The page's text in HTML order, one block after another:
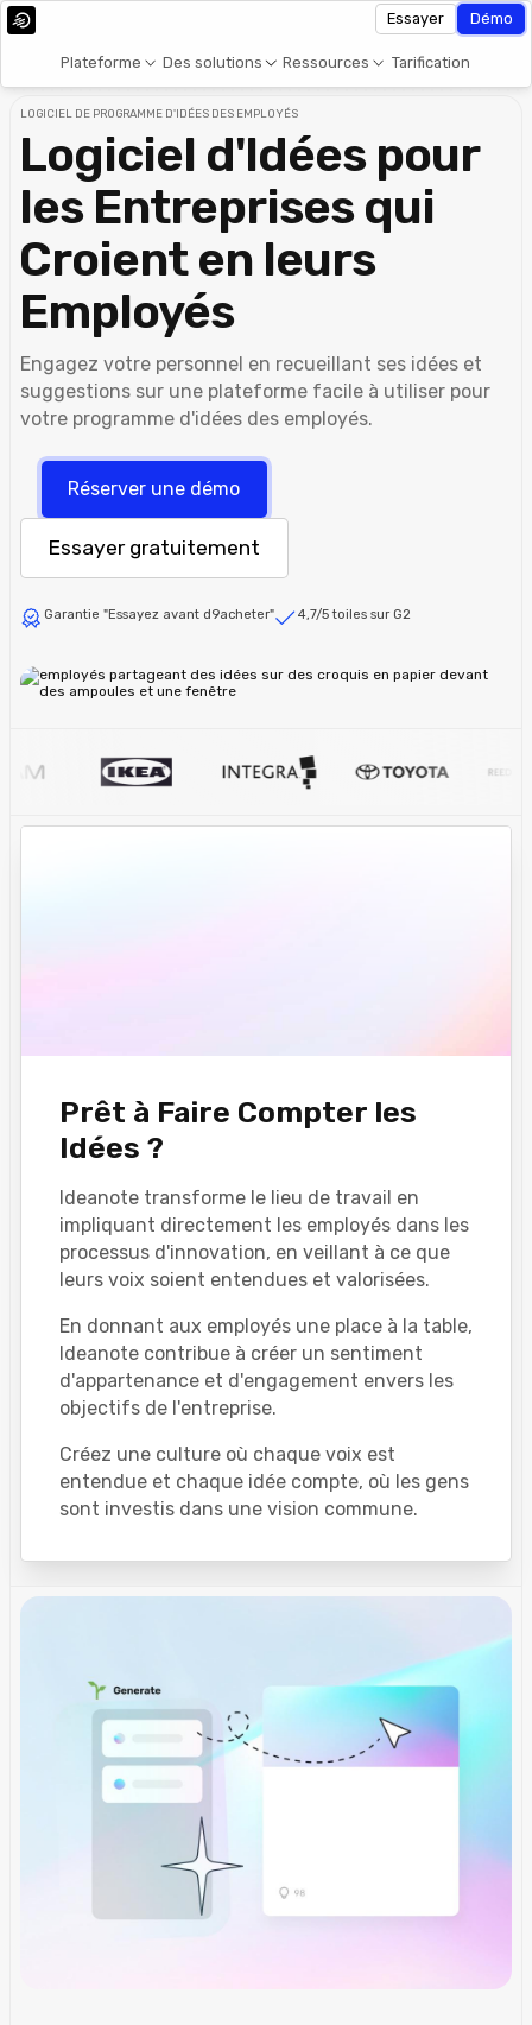
Plateforme Des solutions Ressources Tarification
Essayer Démo
LOGICIEL DE PROGRAMME D'IDÉES DES EMPLOYÉS
Logiciel d'Idées pour
les Entreprises qui
Croient en leurs
Employés
Engagez votre personnel en recueillant ses idées et
suggestions sur une plateforme facile à utiliser pour
votre programme d'idées des employés.
Réserver une démo
Essayer gratuitement
Garantie "Essayez avant d9acheter" 4,7/5 toiles sur G2
Prêt à Faire Compter les
Idées ?
Ideanote transforme le lieu de travail en
impliquant directement les employés dans les
processus d'innovation, en veillant à ce que
leurs voix soient entendues et valorisées.
En donnant aux employés une place à la table,
Ideanote contribue à créer un sentiment
d'appartenance et d'engagement envers les
objectifs de l'entreprise.
Créez une culture où chaque voix est
entendue et chaque idée compte, où les gens
sont investis dans une vision commune.